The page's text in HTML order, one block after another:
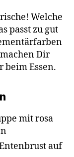
Welche
passt zu gut
Dir
beim Essen.
mit rosa
auf